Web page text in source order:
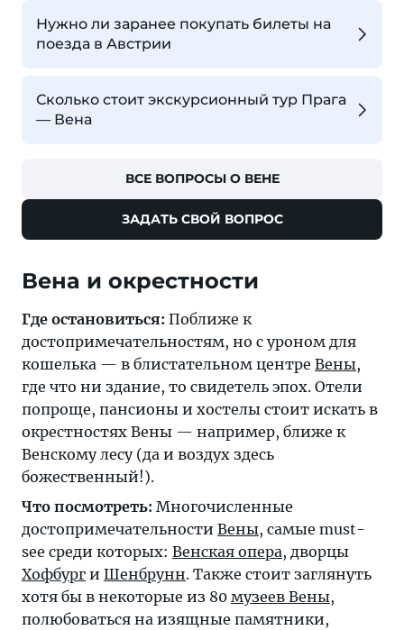
Нужно ли заранее покупать билеты на
поезда в Австрии
Сколько стоит экскурсионный тур Прага
— Вена
ВСЕ ВОПРОСЫ О ВЕНЕ
ЗАДАТЬ СВОЙ ВОПРОС
Вена и окрестности
Где остановиться: Поближе к
достопримечательностям, но с уроном для
кошелька — в блистательном центре Вены,
где что ни здание, то свидетель эпох. Отели
попроще, пансионы и хостелы стоит искать в
окрестностях Вены — например, ближе к
Венскому лесу (да и воздух здесь
божественный!).
Что посмотреть: Многочисленные
достопримечательности Вены, самые must-
see среди которых: Венская опера, дворцы
Хофбург и Шенбрунн. Также стоит заглянуть
хотя бы в некоторые из 80 музеев Вены,
полюбоваться на изящные памятники,